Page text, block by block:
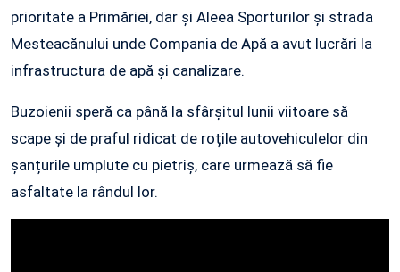
prioritate a Primăriei, dar și Aleea Sporturilor și strada
Mesteacănului unde Compania de Apă a avut lucrări la
infrastructura de apă și canalizare.
Buzoienii speră ca până la sfârșitul lunii viitoare să
scape și de praful ridicat de roțile autovehiculelor din
șanțurile umplute cu pietriș, care urmează să fie
asfaltate la rândul lor.